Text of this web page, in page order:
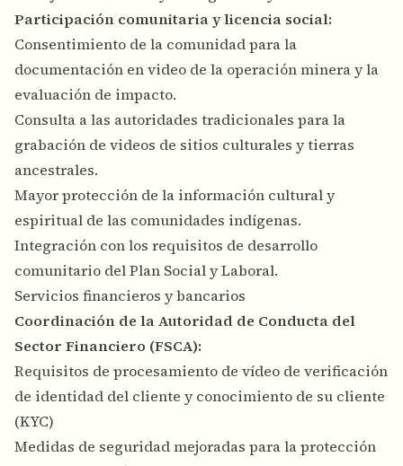
Participación comunitaria y licencia social:
Consentimiento de la comunidad para la
documentación en video de la operación minera y la
evaluación de impacto.
Consulta a las autoridades tradicionales para la
grabación de videos de sitios culturales y tierras
ancestrales.
Mayor protección de la información cultural y
espiritual de las comunidades indígenas.
Integración con los requisitos de desarrollo
comunitario del Plan Social y Laboral.
Servicios financieros y bancarios
Coordinación de la Autoridad de Conducta del
Sector Financiero (FSCA):
Requisitos de procesamiento de vídeo de verificación
de identidad del cliente y conocimiento de su cliente
(KYC)
Medidas de seguridad mejoradas para la protección